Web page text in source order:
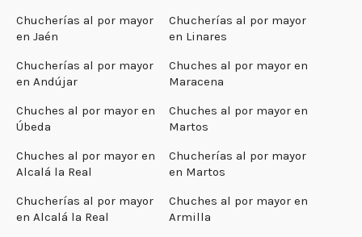
Chucherías al por mayor
en Jaén
Chucherías al por mayor
en Linares
Chucherías al por mayor
en Andújar
Chuches al por mayor en
Maracena
Chuches al por mayor en
Úbeda
Chuches al por mayor en
Martos
Chuches al por mayor en
Alcalá la Real
Chucherías al por mayor
en Martos
Chucherías al por mayor
en Alcalá la Real
Chuches al por mayor en
Armilla